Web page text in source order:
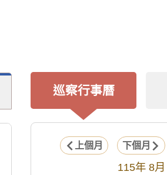
巡察行事曆
上個月 下個月
115年 8月